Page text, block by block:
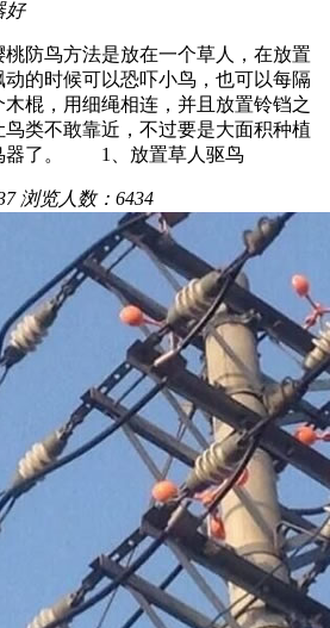
好
鸟方法是放在一个草人，在放置
动的时候可以恐吓小鸟，也可以每隔
木棍，用细绳相连，并且放置铃铛之
类不敢靠近，不过要是大面积种植
鸟器了。 1、放置草人驱鸟
浏览人数：6434